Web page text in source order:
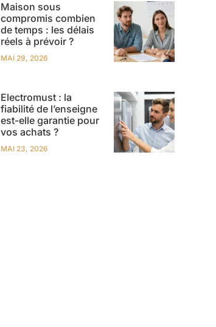
Maison sous
compromis combien
de temps : les délais
réels à prévoir ?
MAI 29, 2026
Electromust : la
fiabilité de l’enseigne
est-elle garantie pour
vos achats ?
MAI 23, 2026